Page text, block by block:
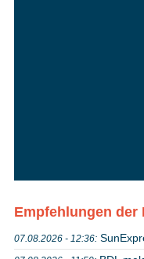
Empfehlungen der
07.08.2026 - 12:36: